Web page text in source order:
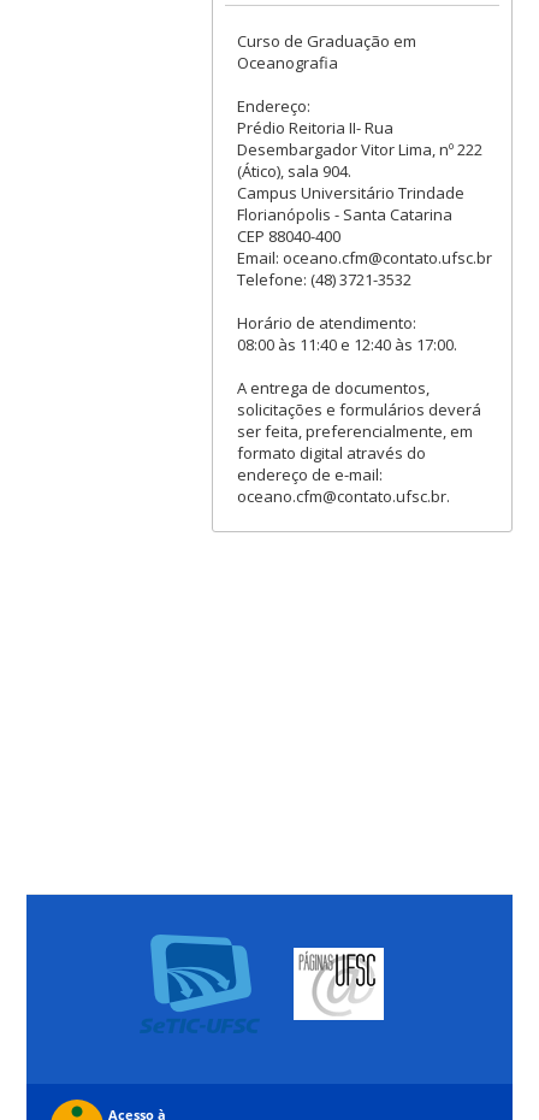
Curso de Graduação em
Oceanografia
Endereço:
Prédio Reitoria II- Rua
Desembargador Vitor Lima, nº 222
(Ático), sala 904.
Campus Universitário Trindade
Florianópolis - Santa Catarina
CEP 88040-400
Email: oceano.cfm@contato.ufsc.br
Telefone: (48) 3721-3532
Horário de atendimento:
08:00 às 11:40 e 12:40 às 17:00.
A entrega de documentos,
solicitações e formulários deverá
ser feita, preferencialmente, em
formato digital através do
endereço de e-mail:
oceano.cfm@contato.ufsc.br.